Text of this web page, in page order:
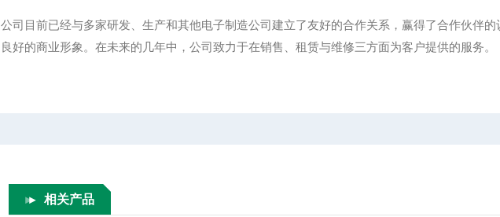
公司目前已经与多家研发、生产和其他电子制造公司建立了友好的合作关系，赢得了合作伙伴
良好的商业形象。在未来的几年中，公司致力于在销售、租赁与维修三方面为客户提供的服务。
相关产品